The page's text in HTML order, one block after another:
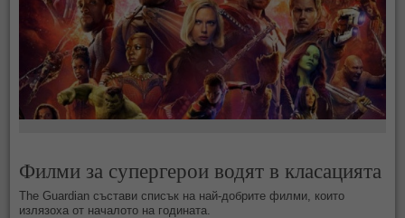
Филми за супергерои водят в класацията
The Guardian състави списък на най-добрите филми, които
излязоха от началото на годината.